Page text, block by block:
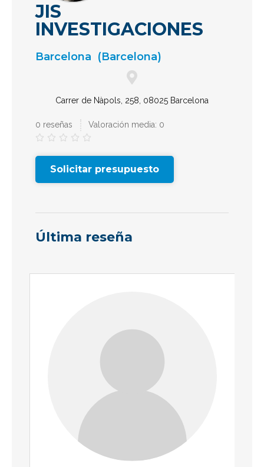
JIS
INVESTIGACIONES
Barcelona (Barcelona)
Carrer de Nàpols, 258, 08025 Barcelona
0 reseñas Valoración media: 0
    
Solicitar presupuesto
Última reseña